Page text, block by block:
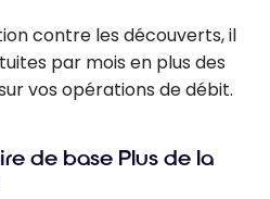
contre les découverts, il
par mois en plus des
vos opérations de débit.
de base Plus de la